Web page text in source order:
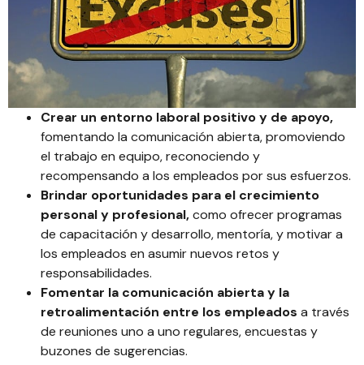
Crear un entorno laboral positivo y de apoyo,
fomentando la comunicación abierta, promoviendo
el trabajo en equipo, reconociendo y
recompensando a los empleados por sus esfuerzos.
Brindar oportunidades para el crecimiento
personal y profesional,como ofrecer programas
de capacitación y desarrollo, mentoría, y motivar a
los empleados en asumir nuevos retos y
responsabilidades.
Fomentar la comunicación abierta y la
retroalimentación entre los empleados a través
de reuniones uno a uno regulares, encuestas y
buzones de sugerencias.